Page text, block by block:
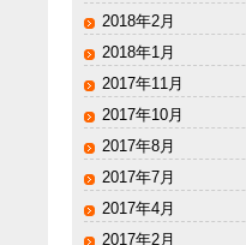
2018年2月
2018年1月
2017年11月
2017年10月
2017年8月
2017年7月
2017年4月
2017年2月